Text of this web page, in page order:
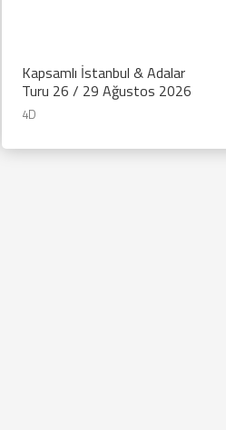
Kapsamlı İstanbul & Adalar
Turu 26 / 29 Ağustos 2026
4D